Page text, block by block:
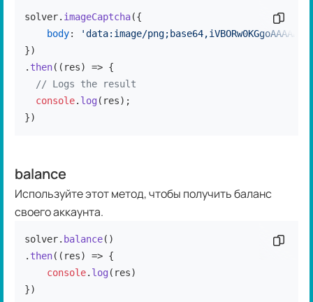
solver. imageCaptcha({
body:
'data:image/
})
. then( ( res) => {
// Logs the result
console. log(res);
})
balance
Используйте этот метод, чтобы получить баланс
своего аккаунта.
solver. balance()
. then( ( res) => {
console. log(res)
})